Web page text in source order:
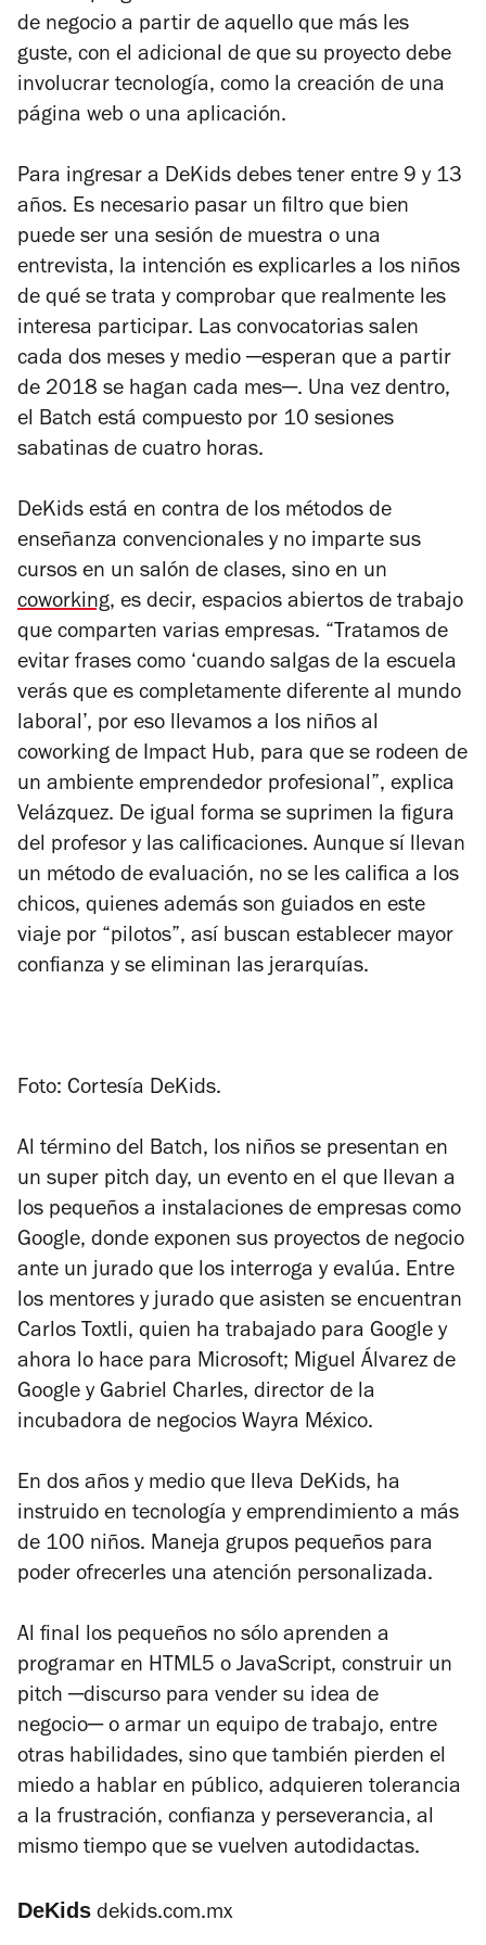
de negocio a partir de aquello que más les
guste, con el adicional de que su proyecto debe
involucrar tecnología, como la creación de una
página web o una aplicación.
Para ingresar a DeKids debes tener entre 9 y 13
años. Es necesario pasar un filtro que bien
puede ser una sesión de muestra o una
entrevista, la intención es explicarles a los niños
de qué se trata y comprobar que realmente les
interesa participar. Las convocatorias salen
cada dos meses y medio ─esperan que a partir
de 2018 se hagan cada mes─. Una vez dentro,
el Batch está compuesto por 10 sesiones
sabatinas de cuatro horas.
DeKids está en contra de los métodos de
enseñanza convencionales y no imparte sus
cursos en un salón de clases, sino en un
coworking, es decir, espacios abiertos de trabajo
que comparten varias empresas. “Tratamos de
evitar frases como ‘cuando salgas de la escuela
verás que es completamente diferente al mundo
laboral’, por eso llevamos a los niños al
coworking de Impact Hub, para que se rodeen de
un ambiente emprendedor profesional”, explica
Velázquez. De igual forma se suprimen la figura
del profesor y las calificaciones. Aunque sí llevan
un método de evaluación, no se les califica a los
chicos, quienes además son guiados en este
viaje por “pilotos”, así buscan establecer mayor
confianza y se eliminan las jerarquías.
Foto: Cortesía DeKids.
Al término del Batch, los niños se presentan en
un super pitch day, un evento en el que llevan a
los pequeños a instalaciones de empresas como
Google, donde exponen sus proyectos de negocio
ante un jurado que los interroga y evalúa. Entre
los mentores y jurado que asisten se encuentran
Carlos Toxtli, quien ha trabajado para Google y
ahora lo hace para Microsoft; Miguel Álvarez de
Google y Gabriel Charles, director de la
incubadora de negocios Wayra México.
En dos años y medio que lleva DeKids, ha
instruido en tecnología y emprendimiento a más
de 100 niños. Maneja grupos pequeños para
poder ofrecerles una atención personalizada.
Al final los pequeños no sólo aprenden a
programar en HTML5 o JavaScript, construir un
pitch ─discurso para vender su idea de
negocio─ o armar un equipo de trabajo, entre
otras habilidades, sino que también pierden el
miedo a hablar en público, adquieren tolerancia
a la frustración, confianza y perseverancia, al
mismo tiempo que se vuelven autodidactas.
DeKids dekids.com.mx